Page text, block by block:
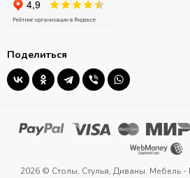
Поделиться
2026 © Столы, Стулья, Диваны. Мебель -